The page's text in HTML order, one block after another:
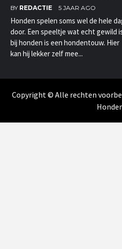
BY REDACTIE 5 JAAR AGO
Honden spelen soms wel de hele
door. Een speeltje wat echt gewild
bij honden is een hondentouw. Hier
kan hij lekker zelf mee...
Copyright © Alle rechten